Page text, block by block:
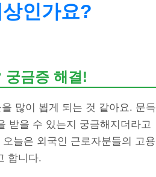
인가요?
궁금증 해결!
많이 뵙게 되는 것 같아요. 문득
받을 수 있는지 궁금해지더라고
늘은 외국인 근로자분들의 고용
합니다.